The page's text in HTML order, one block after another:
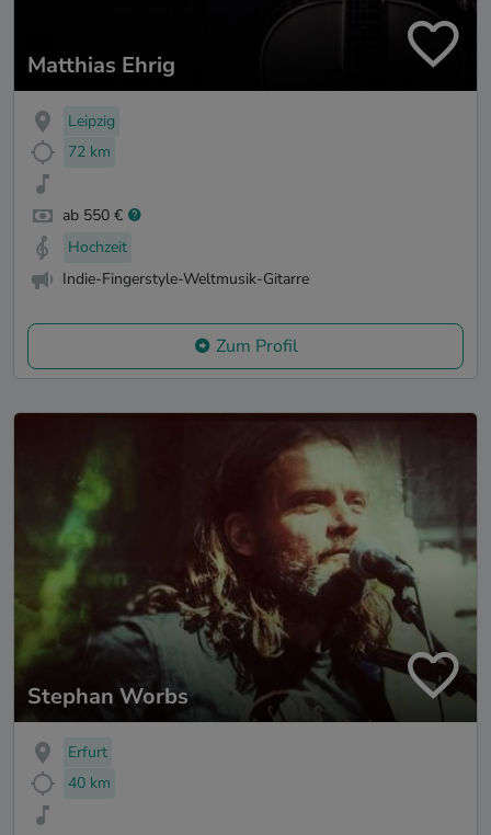
Matthias Ehrig
Leipzig
72 km
ab 550 €
Hochzeit
Indie-Fingerstyle-Weltmusik-Gitarre
Zum Profil
Stephan Worbs
Erfurt
40 km